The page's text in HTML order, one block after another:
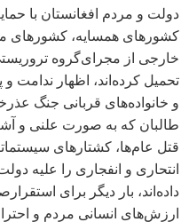
دولت و مردم افغانستان با
کشورهای همسایه، کشورهای
خارجی از مجرایگروه
تحمیل کرده اند، اظهار ندامت
و خانوادههای قربانی جنگ
طالبان که به صورت علنی و
قتل عامها، کشتارهای
انتحاری و انفجاری را علیه
داده اند، بار دیگر برای
ارزشهای انسانی مردم و